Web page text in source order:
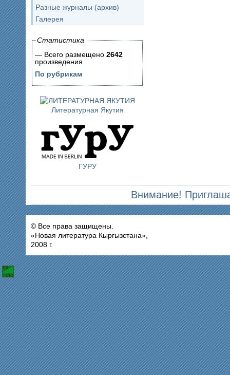
Разные журналы (архив)
Галерея
Статистика
— Всего размещено 2642
произведения
По рубрикам
Литературная Якутия
ГУРУ
Внимание!
© Все права защищены.
«Новая литература Кыргызстана»,
2008 г.